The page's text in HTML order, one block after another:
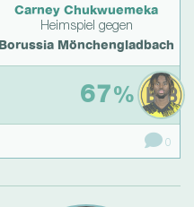
Carney Chukwuemeka
Heimspiel gegen
Borussia Mönchengladbach
67%
0